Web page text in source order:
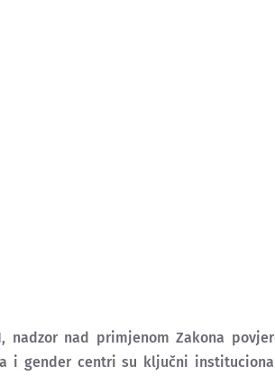
nadzor nad primjenom Zakona
i gender centri su ključni